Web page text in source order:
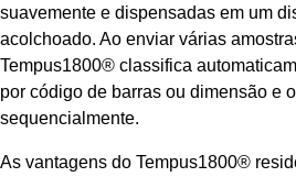
suavemente e dispensadas em um
acolchoado. Ao enviar várias
Tempus1800® classifica
por código de barras ou dimensão e
sequencialmente.
As vantagens do Tempus1800®